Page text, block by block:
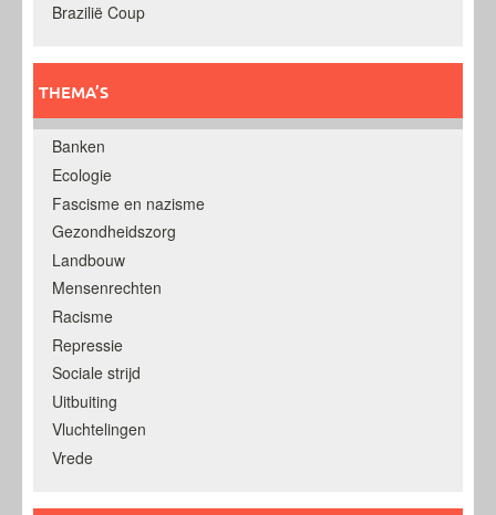
Brazilië Coup
THEMA’S
Banken
Ecologie
Fascisme en nazisme
Gezondheidszorg
Landbouw
Mensenrechten
Racisme
Repressie
Sociale strijd
Uitbuiting
Vluchtelingen
Vrede